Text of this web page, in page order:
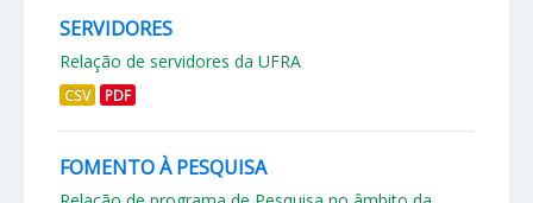
SERVIDORES
Relação de servidores da UFRA
CSV PDF
FOMENTO À PESQUISA